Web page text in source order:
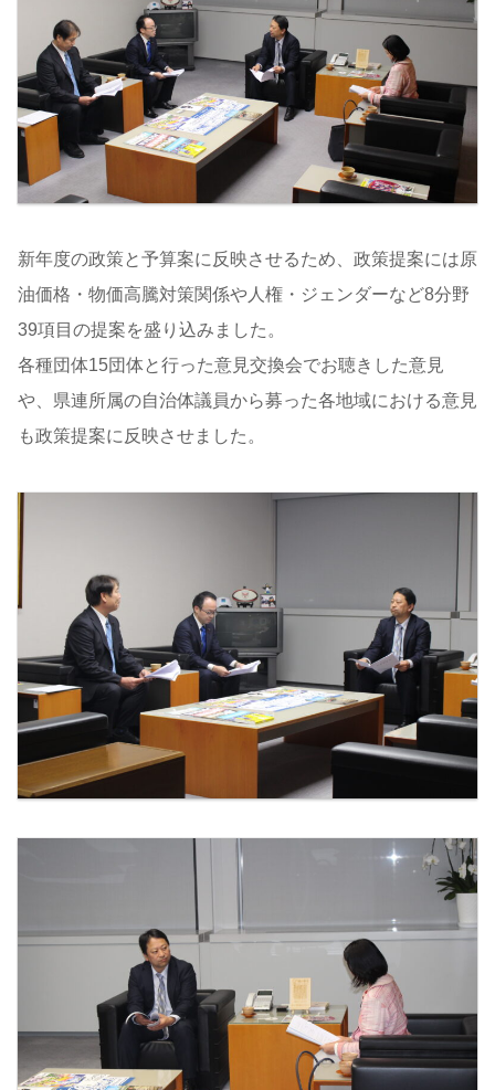
新年度の政策と予算案に反映させるため、政策提案には原
油価格・物価高騰対策関係や人権・ジェンダーなど8分野
39項目の提案を盛り込みました。
各種団体15団体と行った意見交換会でお聴きした意見
や、県連所属の自治体議員から募った各地域における意見
も政策提案に反映させました。